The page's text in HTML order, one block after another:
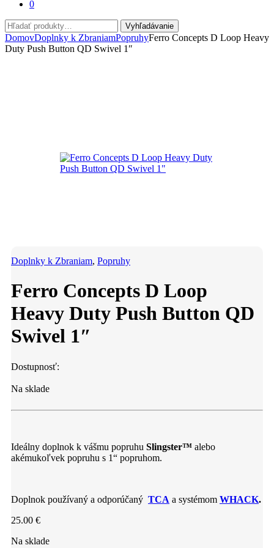
0
Hľadať:
Vyhľadávanie
DomovDoplnky k ZbraniamPopruhyFerro Concepts D Loop Heavy
Duty Push Button QD Swivel 1″
Doplnky k Zbraniam, Popruhy
Ferro Concepts D Loop
Heavy Duty Push Button QD
Swivel 1″
Dostupnosť:
Na sklade
Ideálny doplnok k vášmu popruhu Slingster™ alebo
akémukoľvek popruhu s 1“ popruhom.
Doplnok používaný a odporúčaný TCA a systémom WHACK.
25.00 €
Na sklade